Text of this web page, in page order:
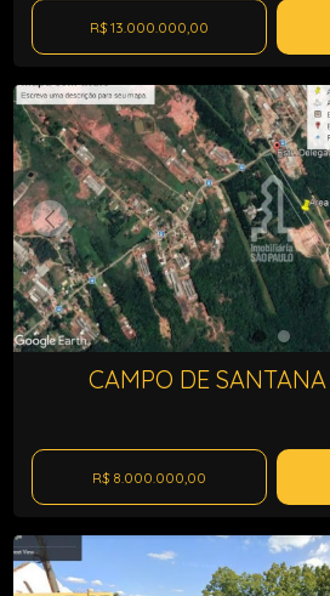
R$ 13.000.000,00
CAMPO DE
R$ 8.000.000,00